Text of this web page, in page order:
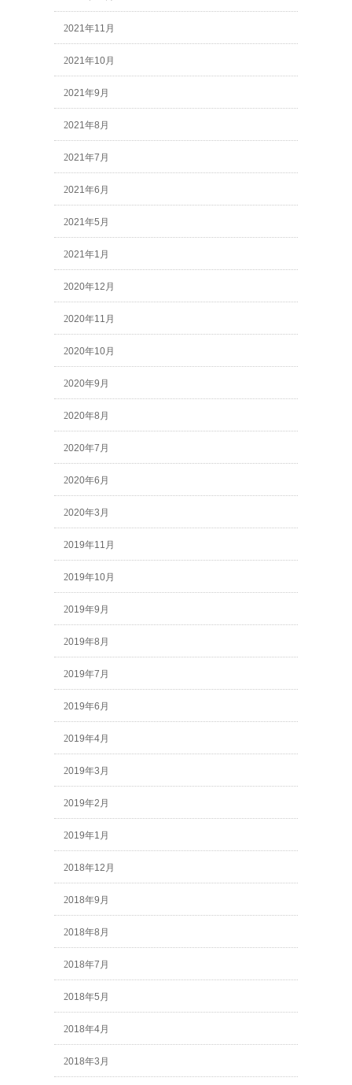
2021年11月
2021年10月
2021年9月
2021年8月
2021年7月
2021年6月
2021年5月
2021年1月
2020年12月
2020年11月
2020年10月
2020年9月
2020年8月
2020年7月
2020年6月
2020年3月
2019年11月
2019年10月
2019年9月
2019年8月
2019年7月
2019年6月
2019年4月
2019年3月
2019年2月
2019年1月
2018年12月
2018年9月
2018年8月
2018年7月
2018年5月
2018年4月
2018年3月